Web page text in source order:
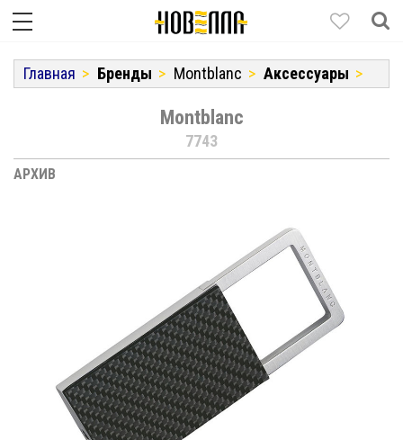
Главная Бренды Montblanc Аксессуары
Montblanc
7743
АРХИВ